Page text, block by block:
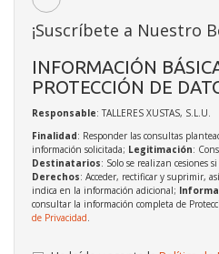
¡Suscríbete a Nuestro
INFORMACIÓN
PROTECCIÓN DE
Responsable: TALLERES XUSTAS, S.L.U.
Finalidad: Responder las consultas
información solicitada; Legitimación:
Destinatarios: Solo se realizan cesiones
Derechos: Acceder, rectificar y suprimir,
indica en la información adicional;
consultar la información completa de
de Privacidad